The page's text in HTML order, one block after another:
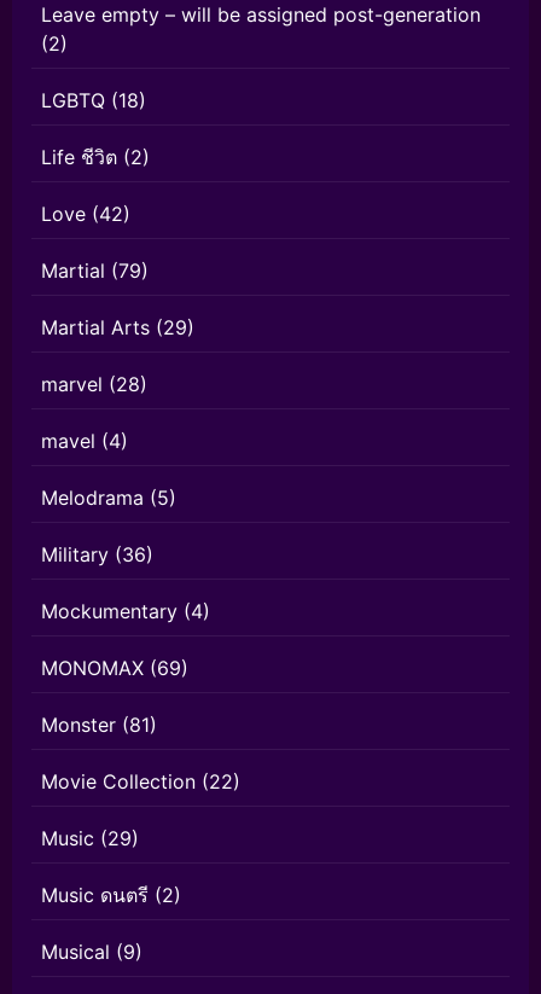
Leave empty – will be assigned post-generation
(2)
LGBTQ (18)
Life ชีวิต (2)
Love (42)
Martial (79)
Martial Arts (29)
marvel (28)
mavel (4)
Melodrama (5)
Military (36)
Mockumentary (4)
MONOMAX (69)
Monster (81)
Movie Collection (22)
Music (29)
Music ดนตรี (2)
Musical (9)